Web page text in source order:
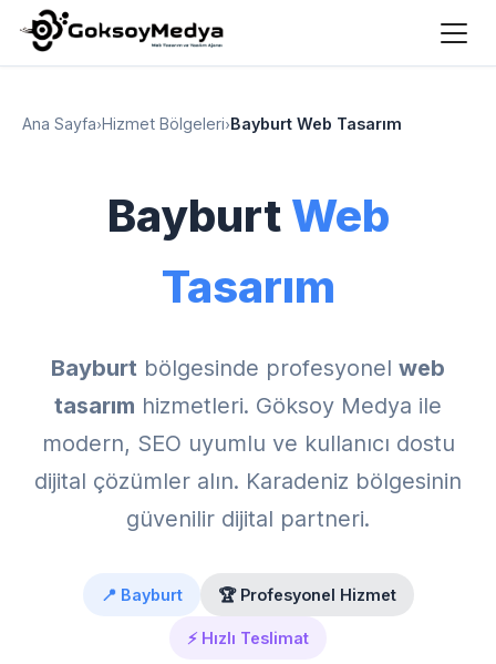
Ana Sayfa›Hizmet Bölgeleri›Bayburt Web Tasarım
Bayburt Web
Tasarım
Bayburt bölgesinde profesyonel web
tasarım hizmetleri. Göksoy Medya ile
modern, SEO uyumlu ve kullanıcı dostu
dijital çözümler alın. Karadeniz bölgesinin
güvenilir dijital partneri.
📍 Bayburt 🏆 Profesyonel Hizmet
⚡ Hızlı Teslimat